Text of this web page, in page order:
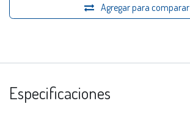
Agregar para comparar
Especificaciones